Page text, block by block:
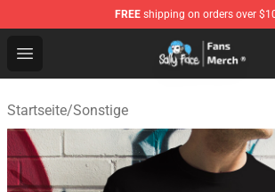
FREE shipping on orders over
Open menu
Sally Face Store - Official Sally Face
Startseite/Sonstige